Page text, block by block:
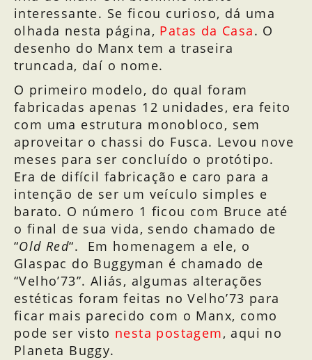
interessante. Se ficou curioso, dá uma
olhada nesta página, Patas da Casa. O
desenho do Manx tem a traseira
truncada, daí o nome.
O primeiro modelo, do qual foram
fabricadas apenas 12 unidades, era feito
com uma estrutura monobloco, sem
aproveitar o chassi do Fusca. Levou nove
meses para ser concluído o protótipo.
Era de difícil fabricação e caro para a
intenção de ser um veículo simples e
barato. O número 1 ficou com Bruce até
o final de sua vida, sendo chamado de
“Old Red“. Em homenagem a ele, o
Glaspac do Buggyman é chamado de
“Velho’73”. Aliás, algumas alterações
estéticas foram feitas no Velho’73 para
ficar mais parecido com o Manx, como
pode ser visto nesta postagem, aqui no
Planeta Buggy.